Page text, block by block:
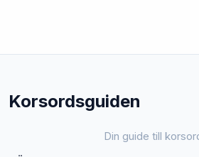
Korsordsguiden
Din guide till